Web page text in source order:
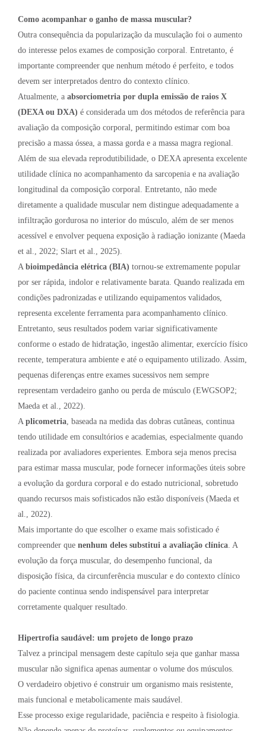
Como acompanhar o ganho de massa muscular?
Outra consequência da popularização da musculação foi o aumento
do interesse pelos exames de composição corporal. Entretanto, é
importante compreender que nenhum método é perfeito, e todos
devem ser interpretados dentro do contexto clínico.
Atualmente, a absorciometria por dupla emissão de raios X
(DEXA ou DXA) é considerada um dos métodos de referência para
avaliação da composição corporal, permitindo estimar com boa
precisão a massa óssea, a massa gorda e a massa magra regional.
Além de sua elevada reprodutibilidade, o DEXA apresenta excelente
utilidade clínica no acompanhamento da sarcopenia e na avaliação
longitudinal da composição corporal. Entretanto, não mede
diretamente a qualidade muscular nem distingue adequadamente a
infiltração gordurosa no interior do músculo, além de ser menos
acessível e envolver pequena exposição à radiação ionizante (Maeda
et al., 2022; Slart et al., 2025).
A bioimpedância elétrica (BIA) tornou-se extremamente popular
por ser rápida, indolor e relativamente barata. Quando realizada em
condições padronizadas e utilizando equipamentos validados,
representa excelente ferramenta para acompanhamento clínico.
Entretanto, seus resultados podem variar significativamente
conforme o estado de hidratação, ingestão alimentar, exercício físico
recente, temperatura ambiente e até o equipamento utilizado. Assim,
pequenas diferenças entre exames sucessivos nem sempre
representam verdadeiro ganho ou perda de músculo (EWGSOP2;
Maeda et al., 2022).
A plicometria, baseada na medida das dobras cutâneas, continua
tendo utilidade em consultórios e academias, especialmente quando
realizada por avaliadores experientes. Embora seja menos precisa
para estimar massa muscular, pode fornecer informações úteis sobre
a evolução da gordura corporal e do estado nutricional, sobretudo
quando recursos mais sofisticados não estão disponíveis (Maeda et
al., 2022).
Mais importante do que escolher o exame mais sofisticado é
compreender que nenhum deles substitui a avaliação clínica. A
evolução da força muscular, do desempenho funcional, da
disposição física, da circunferência muscular e do contexto clínico
do paciente continua sendo indispensável para interpretar
corretamente qualquer resultado.
Hipertrofia saudável: um projeto de longo prazo
Talvez a principal mensagem deste capítulo seja que ganhar massa
muscular não significa apenas aumentar o volume dos músculos.
O verdadeiro objetivo é construir um organismo mais resistente,
mais funcional e metabolicamente mais saudável.
Esse processo exige regularidade, paciência e respeito à fisiologia.